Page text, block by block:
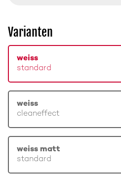
Varianten
weiss
standard
weiss
cleaneffect
weiss matt
standard